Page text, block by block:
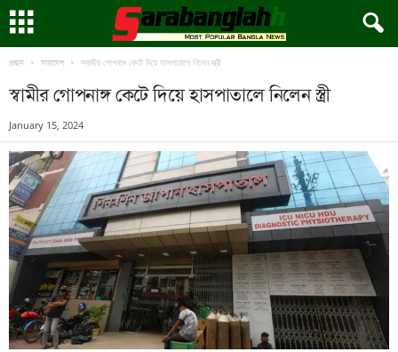
প্রচ্ছদ সারাদেশ স্বামীর গোপনাঙ্গ কেটে দিয়ে হাসপাতালে নিলেন স্ত্রী
স্বামীর গোপনাঙ্গ কেটে দিয়ে হাসপাতালে নিলেন স্ত্রী
January 15, 2024